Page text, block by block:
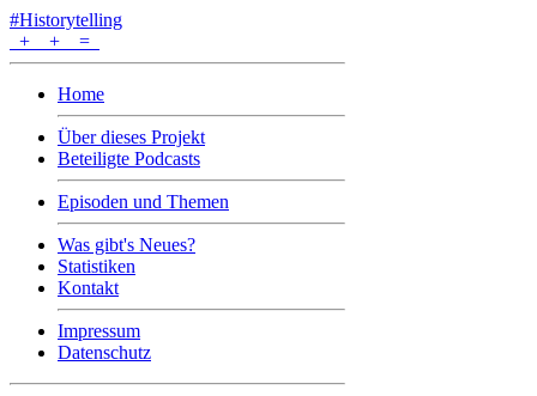
#Historytelling
+
+ =
Home
Über dieses Projekt
Beteiligte Podcasts
Episoden und Themen
Was gibt's Neues?
Statistiken
Kontakt
Impressum
Datenschutz